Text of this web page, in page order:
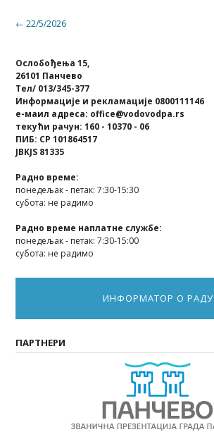
Post
← 22/5/2026
Ослобођења 15,
26101 Панчево
Тел/ 013/345-377
Информације и рекламације 0800111146
е-маил адреса: office@vodovodpa.rs
текући рачун: 160 - 10370 - 06
ПИБ: СР 101864517
JBKJS 81335
Радно време:
понедељак - петак: 7:30-15:30
субота: не радимо
Радно време наплатне службе:
понедељак - петак: 7:30-15:00
субота: не радимо
ИНФОРМАТОР О РАДУ
ПАРТНЕРИ